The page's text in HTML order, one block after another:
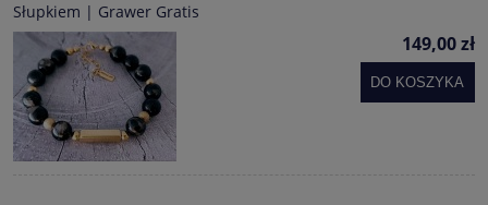
Słupkiem | Grawer Gratis
149,00 zł
DO KOSZYKA